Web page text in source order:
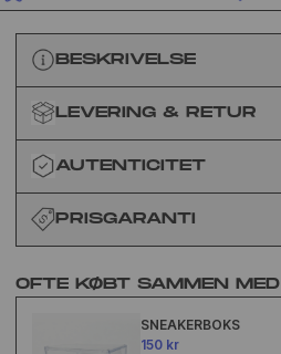
BESKRIVELSE
LEVERING & RETUR
AUTENTICITET
PRISGARANTI
OFTE KØBT SAMMEN MED
SNEAKERBOKS
150 kr